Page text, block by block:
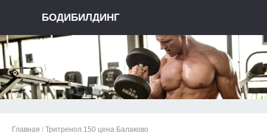
БОДИБИЛДИНГ
Главная / Тритренол 150 цена Балаково